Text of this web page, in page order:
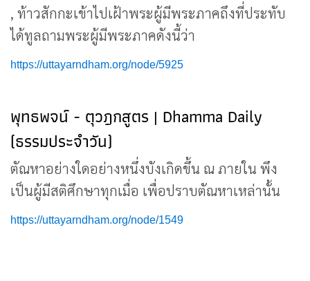
, ท้าวสักกะเข้าไปเฝ้าพระผู้มีพระภาคถึงที่ประทับ
ได้ทูลถามพระผู้มีพระภาคดังนี้ว่า
https://uttayarndham.org/node/5925
พุทธพจน์ - ตุวฎกสูตร | Dhamma Daily
(ธรรมประจำวัน)
ตัณหาอย่างใดอย่างหนึ่งบังเกิดขึ้น ณ ภายใน พึง
เป็นผู้มีสติศึกษาทุกเมื่อ เพื่อปราบตัณหาเหล่านั้น
https://uttayarndham.org/node/1549